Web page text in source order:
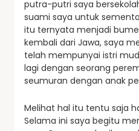
putra-putri saya
suami saya untuk
itu ternyata menjadi
kembali dari Jawa, saya
telah mempunyai istri
lagi dengan seorang
seumuran dengan anak
Melihat hal itu tentu saja
Selama ini saya begitu